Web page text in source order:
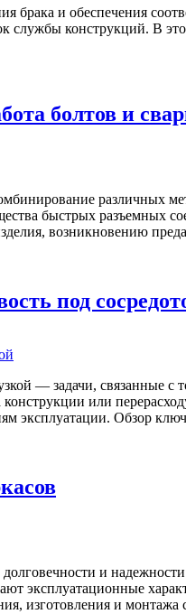
и обеспечения
службы конструкций. В
болтов и
различных
быстрых разъемных
возникновению
под
— задачи, связанные
или
эксплуатации. Обзор
и
эксплуатационные
изготовления и